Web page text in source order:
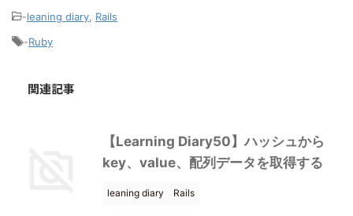
-leaning diary Rails
-Ruby
関連記事
【Learning Diary50】ハッシュから
key、value、配列データを取得する
leaning diary Rails